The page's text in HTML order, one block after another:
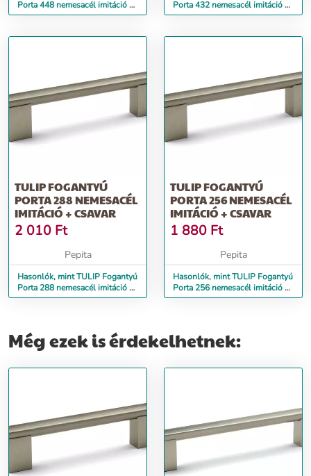
Porta 448 nemesacél imitáció +
csavar
Porta 432 nemesacél imitáció +
csavar
TULIP FOGANTYÚ
PORTA 288 NEMESACÉL
IMITÁCIÓ + CSAVAR
2 010 Ft
Pepita
Hasonlók, mint TULIP Fogantyú
Porta 288 nemesacél imitáció +
csavar
TULIP FOGANTYÚ
PORTA 256 NEMESACÉL
IMITÁCIÓ + CSAVAR
1 880 Ft
Pepita
Hasonlók, mint TULIP Fogantyú
Porta 256 nemesacél imitáció +
csavar
Még ezek is érdekelhetnek: